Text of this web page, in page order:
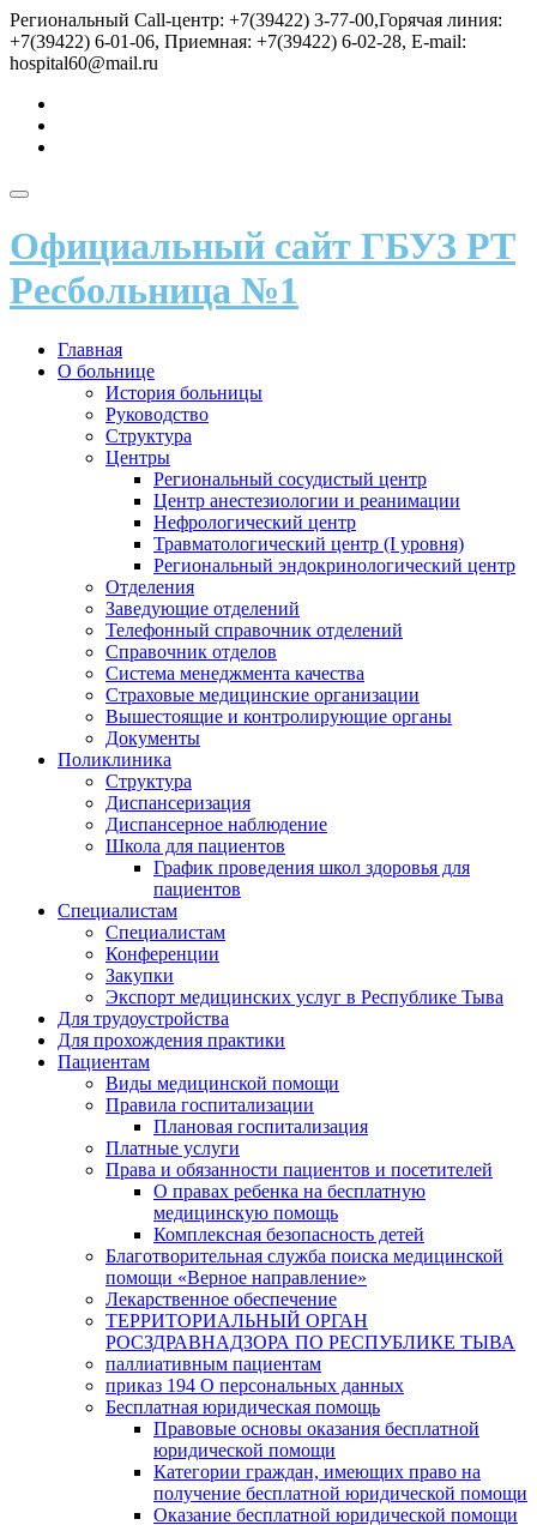
Перейти
к
содержимому
Региональный Call-центр: +7(39422) 3-77-00,Горячая линия:
+7(39422) 6-01-06, Приемная: +7(39422) 6-02-28, E-mail:
hospital60@mail.ru
Показать/
навигацию
Официальный сайт ГБУЗ РТ
Ресбольница №1
Главная
О больнице
История больницы
Руководство
Структура
Центры
Региональный сосудистый центр
Центр анестезиологии и реанимации
Нефрологический центр
Травматологический центр (I уровня)
Региональный эндокринологический центр
Отделения
Заведующие отделений
Телефонный справочник отделений
Справочник отделов
Система менеджмента качества
Страховые медицинские организации
Вышестоящие и контролирующие органы
Документы
Поликлиника
Структура
Диспансеризация
Диспансерное наблюдение
Школа для пациентов
График проведения школ здоровья для
пациентов
Специалистам
Специалистам
Конференции
Закупки
Экспорт медицинских услуг в Республике Тыва
Для трудоустройства
Для прохождения практики
Пациентам
Виды медицинской помощи
Правила госпитализации
Плановая госпитализация
Платные услуги
Права и обязанности пациентов и посетителей
О правах ребенка на бесплатную
медицинскую помощь
Комплексная безопасность детей
Благотворительная служба поиска медицинской
помощи «Верное направление»
Лекарственное обеспечение
ТЕРРИТОРИАЛЬНЫЙ ОРГАН
РОСЗДРАВНАДЗОРА ПО РЕСПУБЛИКЕ ТЫВА
паллиативным пациентам
приказ 194 О персональных данных
Бесплатная юридическая помощь
Правовые основы оказания бесплатной
юридической помощи
Категории граждан, имеющих право на
получение бесплатной юридической помощи
Оказание бесплатной юридической помощи